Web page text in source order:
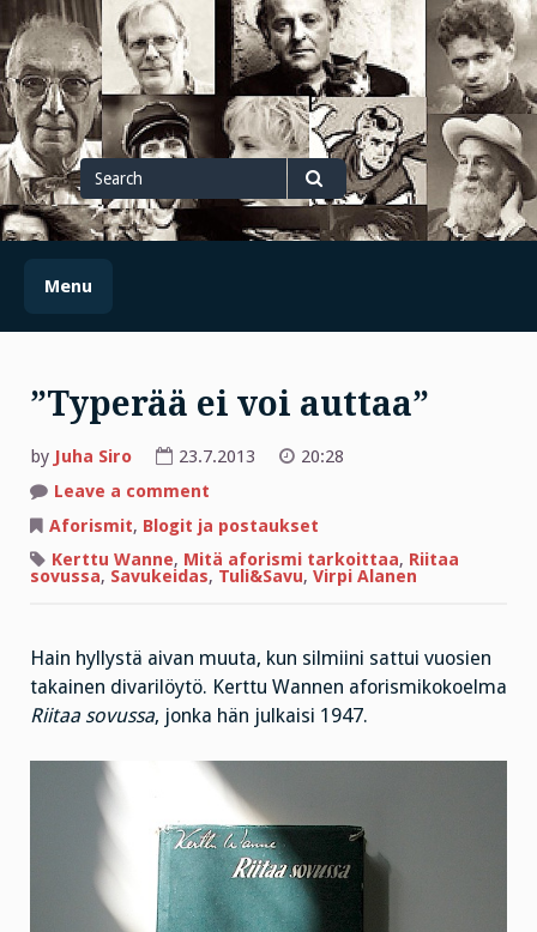
Skip
to
content
Search
for
Search
Menu
”Typerää ei voi auttaa”
by Juha Siro 23.7.2013
20:28
Leave a comment
ei
voi
auttaa”
Aforismit, Blogit ja postaukset
Kerttu Wanne, Mitä aforismi tarkoittaa, Riitaa
sovussa, Savukeidas, Tuli&Savu, Virpi Alanen
Hain hyllystä aivan muuta, kun silmiini sattui vuosien
takainen divarilöytö. Kerttu Wannen aforismikokoelma
Riitaa sovussa, jonka hän julkaisi 1947.